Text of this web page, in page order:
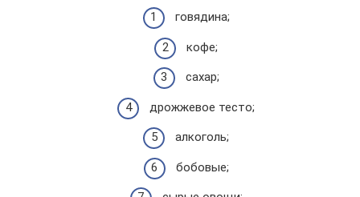
говядина;
кофе;
сахар;
дрожжевое тесто;
алкоголь;
бобовые;